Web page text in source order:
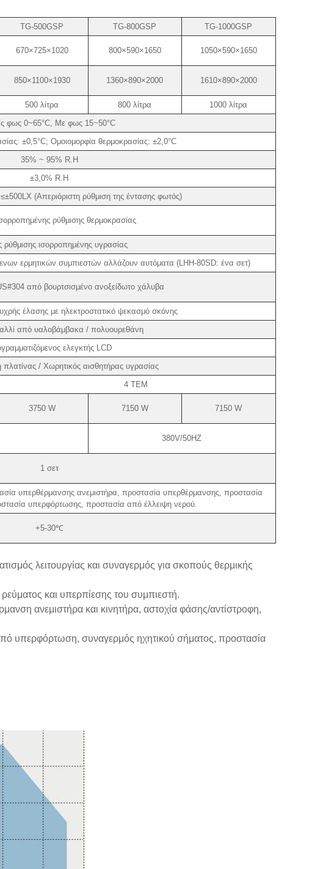
TG-500GSP TG-800GSP
TG-1000GSP
670×725×1020 800×590×1650 1050×590×1650
850×1100×1930 1360×890×2000 1610×890×2000
500 λίτρα 800 λίτρα 1000 λίτρα
φως 0~65°C, Με φως 15~50°C
±0,5°C; Ομοιομορφία θερμοκρασίας: ±2,0°C
35% ~ 95% R.H
±3,0% R.H
(Απεριόριστη ρύθμιση της έντασης φωτός)
ρύθμισης θερμοκρασίας
ρύθμισης ισορροπημένης υγρασίας
ερμητικών συμπιεστών αλλάζουν αυτόματα (LHH-80SD: ένα σετ)
από βουρτσισμένο ανοξείδωτο χάλυβα
έλασης με ηλεκτροστατικό ψεκασμό σκόνης
από υαλοβάμβακα / πολυουρεθάνη
ελεγκτής LCD
πλατίνας / Χωρητικός αισθητήρας υγρασίας
4 ΤΕΜ
3750 W 7150 W 7150 W
380V/50HZ
1 σετ
υπερθέρμανσης ανεμιστήρα, προστασία υπερθέρμανσης, προστασία
υπερφόρτωσης, προστασία από έλλειψη νερού.
+5-30℃
λειτουργίας και συναγερμός για σκοπούς θερμικής
και υπερπίεσης του συμπιεστή.
ανεμιστήρα και κινητήρα, αστοχία φάσης/αντίστροφη,
υπερφόρτωση, συναγερμός ηχητικού σήματος, προστασία